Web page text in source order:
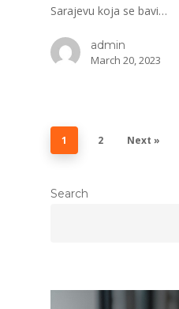
Sarajevu koja se bavi…
admin
March 20, 2023
1 2 Next »
Search